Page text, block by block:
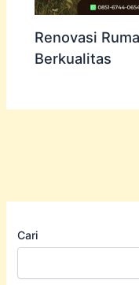
Renovasi
Berkualitas
Cari